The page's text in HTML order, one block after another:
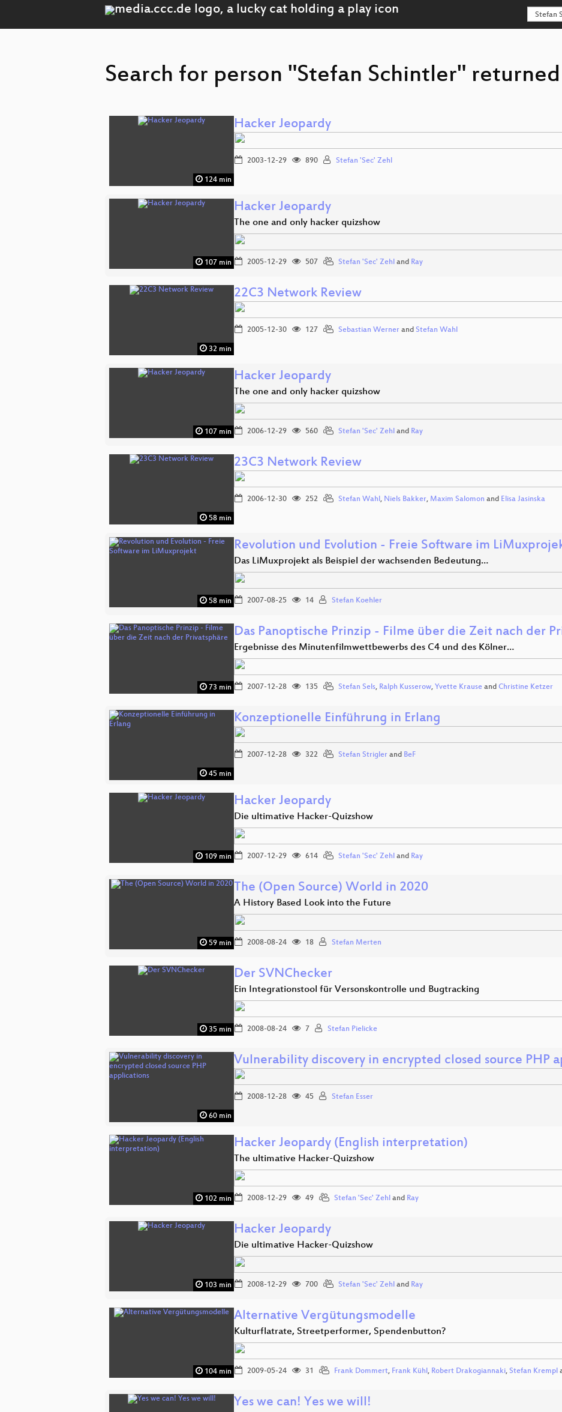
Search for person "Stefan Schintler"
124 min
Hacker Jeopardy
2003-12-29 890 Stefan 'Sec' Zehl
107 min
Hacker Jeopardy
The one and only hacker quizshow
2005-12-29 507 Stefan 'Sec' Zehl and Ray
32 min
22C3 Network Review
2005-12-30 127 Sebastian Werner and Stefan Wahl
107 min
Hacker Jeopardy
The one and only hacker quizshow
2006-12-29 560 Stefan 'Sec' Zehl and Ray
58 min
23C3 Network Review
2006-12-30 252 Stefan Wahl, Niels Bakker, Maxim Salomon and Elisa Jasinska
58 min
Revolution und Evolution - Freie Software im
Das LiMuxprojekt als Beispiel der wachsenden Bedeutung…
2007-08-25 14 Stefan Koehler
73 min
Das Panoptische Prinzip - Filme über die Zeit nach der
Ergebnisse des Minutenfilmwettbewerbs des C4 und des Kölner…
2007-12-28 135 Stefan Sels, Ralph Kusserow, Yvette Krause and Christine Ketzer
45 min
Konzeptionelle Einführung in Erlang
2007-12-28 322 Stefan Strigler and BeF
109 min
Hacker Jeopardy
Die ultimative Hacker-Quizshow
2007-12-29 614 Stefan 'Sec' Zehl and Ray
59 min
The (Open Source) World in 2020
A History Based Look into the Future
2008-08-24 18 Stefan Merten
35 min
Der SVNChecker
Ein Integrationstool für Versonskontrolle und Bugtracking
2008-08-24 7 Stefan Pielicke
60 min
Vulnerability discovery in encrypted closed source PHP
2008-12-28 45 Stefan Esser
102 min
Hacker Jeopardy (English interpretation)
The ultimative Hacker-Quizshow
2008-12-29 49 Stefan 'Sec' Zehl and Ray
103 min
Hacker Jeopardy
Die ultimative Hacker-Quizshow
2008-12-29 700 Stefan 'Sec' Zehl and Ray
104 min
Alternative Vergütungsmodelle
Kulturflatrate, Streetperformer, Spendenbutton?
2009-05-24 31 Frank Dommert, Frank Kühl, Robert Drakogiannaki, Stefan Krempl
Yes we can! Yes we will!